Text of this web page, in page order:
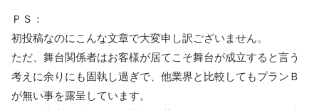
ＰＳ：
初投稿なのにこんな文章で大変申し訳ございません。
ただ、舞台関係者はお客様が居てこそ舞台が成立すると言う
考えに余りにも固執し過ぎで、他業界と比較してもプランＢ
が無い事を露呈しています。